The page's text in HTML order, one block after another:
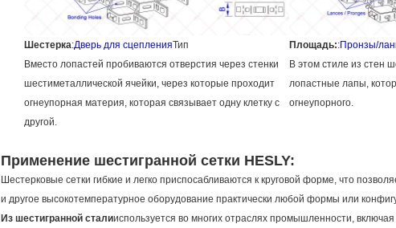
Шестерка:Дверь для сцепленияТип
Вместо лопастей пробиваются отверстия через стенки
шестиметаллической ячейки, через которые проходит
огнеупорная материя, которая связывает одну клетку с
другой.
Площадь::Пронзы/
В этом стиле из стен
лопастные лапы,
огнеупорного.
Применение шестигранной сетки HESLY:
Шестерковые сетки гибкие и легко приспосабливаются к круговой форме, что
и другое высокотемпературное оборудование практически любой формы или
Из шестигранной сталииспользуется во многих отраслях промышленности,